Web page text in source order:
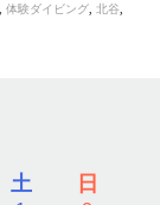
,体験ダイビング ,北谷
土 日